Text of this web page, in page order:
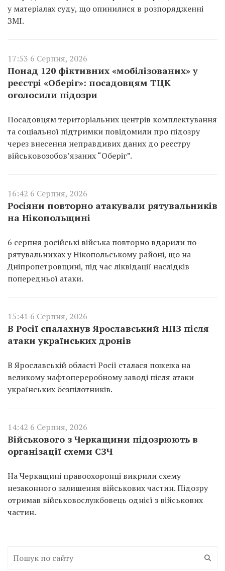
у матеріалах суду, що опинилися в розпорядженні
ЗМІ.
17:53 6 Серпня, 2026
Понад 120 фіктивних «мобілізованих» у
реєстрі «Оберіг»: посадовцям ТЦК
оголосили підозри
Посадовцям територіальних центрів комплектування
та соціальної підтримки повідомили про підозру
через внесення неправдивих даних до реєстру
військовозобов’язаних “Оберіг”.
16:42 6 Серпня, 2026
Росіяни повторно атакували рятувальників
на Нікопольщині
6 серпня російські війська повторно вдарили по
рятувальниках у Нікопольському районі, що на
Дніпропетровщині, під час ліквідації наслідків
попередньої атаки.
15:41 6 Серпня, 2026
В Росії спалахнув Ярославський НПЗ після
атаки українських дронів
В Ярославській області Росії сталася пожежа на
великому нафтопереробному заводі після атаки
українських безпілотників.
14:42 6 Серпня, 2026
Військового з Черкащини підозрюють в
організації схеми СЗЧ
На Черкащині правоохоронці викрили схему
незаконного залишення військових частин. Підозру
отримав військовослужбовець однієї з військових
частин.